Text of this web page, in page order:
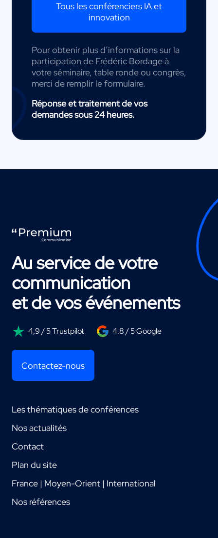
Tous les conférenciers IA et
innovation
Pour obtenir plus d’informations sur la
participation de Frédéric Bordage à
votre séminaire, table ronde ou congrès,
merci de remplir le formulaire.
Réponse et traitement de vos
demandes sous 24 heures.
Au service de votre
communication
et de vos événements
4,9 / 5 Trustpilot 4.8 / 5 Google
Contactez-nous
Les thématiques de conférences
Nos actualités
Contact
Plan du site
France | Moyen-Orient | International
Nos références